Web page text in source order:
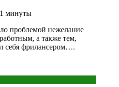
1 минуты
проблемой нежелание
а также тем,
себя фрилансером….